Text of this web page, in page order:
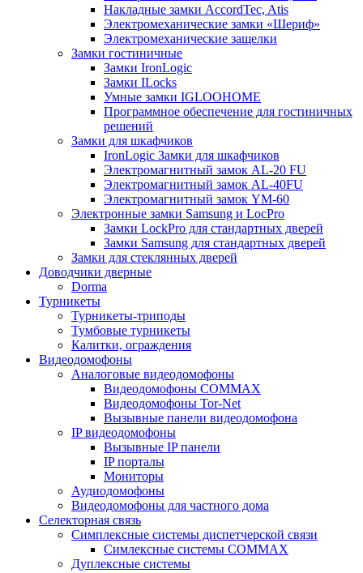
Накладные замки AccordTec, Atis
Электромеханические замки «Шериф»
Электромеханические защелки
Замки гостиничные
Замки IronLogic
Замки ILocks
Умные замки IGLOOHOME
Программное обеспечение для гостиничных
решений
Замки для шкафчиков
IronLogic Замки для шкафчиков
Электромагнитный замок AL-20 FU
Электромагнитный замок AL-40FU
Электромагнитный замок YM-60
Электронные замки Samsung и LocPro
Замки LockPro для стандартных дверей
Замки Samsung для стандартных дверей
Замки для стеклянных дверей
Доводчики дверные
Dorma
Турникеты
Турникеты-триподы
Тумбовые турникеты
Калитки, ограждения
Видеодомофоны
Аналоговые видеодомофоны
Видеодомофоны COMMAX
Видеодомофоны Tor-Net
Вызывные панели видеодомофона
IP видеодомофоны
Вызывные IP панели
IP порталы
Мониторы
Аудиодомофоны
Видеодомофоны для частного дома
Селекторная связь
Симплексные системы диспетчерской связи
Симлексные системы COMMAX
Дуплексные системы